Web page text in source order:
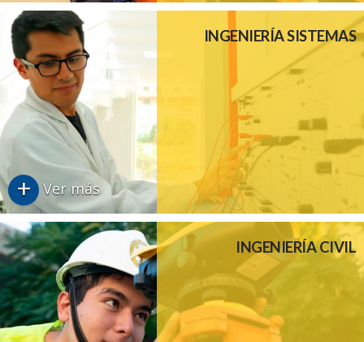
INGENIERÍA SISTEMAS
+ Ver más
INGENIERÍA CIVIL